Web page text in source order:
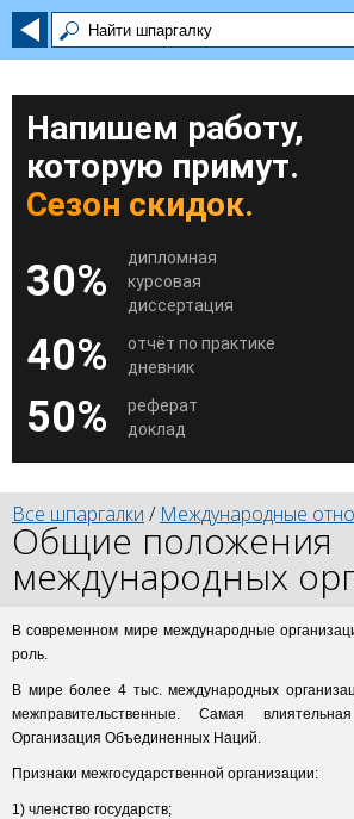
Напишем работу,
которую примут.
Сезон скидок.
30%
дипломная
курсовая
диссертация
40%
отчёт по практике
дневник
50%
реферат
доклад
Все шпаргалки / Международные
Общие положения
международных
В современном мире международные
роль.
В мире более 4 тыс. международных
межправительственные. Самая
Организация Объединенных Наций.
Признаки межгосударственной организации:
1) членство государств;